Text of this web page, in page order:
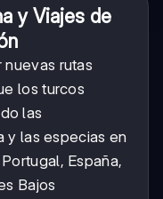
y Viajes de
rutas
los turcos
las
y las especias en
España,
Bajos